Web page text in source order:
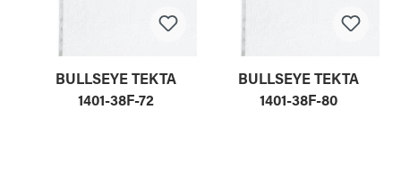
BULLSEYE TEKTA
1401-38F-72
BULLSEYE TEKTA
1401-38F-80